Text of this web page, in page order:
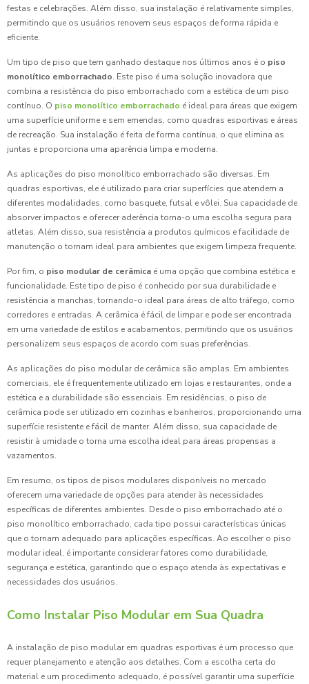
festas e celebrações. Além disso, sua instalação é relativamente simples,
permitindo que os usuários renovem seus espaços de forma rápida e
eficiente.
Um tipo de piso que tem ganhado destaque nos últimos anos é o piso
monolítico emborrachado. Este piso é uma solução inovadora que
combina a resistência do piso emborrachado com a estética de um piso
contínuo. O piso monolítico emborrachado é ideal para áreas que exigem
uma superfície uniforme e sem emendas, como quadras esportivas e áreas
de recreação. Sua instalação é feita de forma contínua, o que elimina as
juntas e proporciona uma aparência limpa e moderna.
As aplicações do piso monolítico emborrachado são diversas. Em
quadras esportivas, ele é utilizado para criar superfícies que atendem a
diferentes modalidades, como basquete, futsal e vôlei. Sua capacidade de
absorver impactos e oferecer aderência torna-o uma escolha segura para
atletas. Além disso, sua resistência a produtos químicos e facilidade de
manutenção o tornam ideal para ambientes que exigem limpeza frequente.
Por fim, o piso modular de cerâmica é uma opção que combina estética e
funcionalidade. Este tipo de piso é conhecido por sua durabilidade e
resistência a manchas, tornando-o ideal para áreas de alto tráfego, como
corredores e entradas. A cerâmica é fácil de limpar e pode ser encontrada
em uma variedade de estilos e acabamentos, permitindo que os usuários
personalizem seus espaços de acordo com suas preferências.
As aplicações do piso modular de cerâmica são amplas. Em ambientes
comerciais, ele é frequentemente utilizado em lojas e restaurantes, onde a
estética e a durabilidade são essenciais. Em residências, o piso de
cerâmica pode ser utilizado em cozinhas e banheiros, proporcionando uma
superfície resistente e fácil de manter. Além disso, sua capacidade de
resistir à umidade o torna uma escolha ideal para áreas propensas a
vazamentos.
Em resumo, os tipos de pisos modulares disponíveis no mercado
oferecem uma variedade de opções para atender às necessidades
específicas de diferentes ambientes. Desde o piso emborrachado até o
piso monolítico emborrachado, cada tipo possui características únicas
que o tornam adequado para aplicações específicas. Ao escolher o piso
modular ideal, é importante considerar fatores como durabilidade,
segurança e estética, garantindo que o espaço atenda às expectativas e
necessidades dos usuários.
Como Instalar Piso Modular em Sua Quadra
A instalação de piso modular em quadras esportivas é um processo que
requer planejamento e atenção aos detalhes. Com a escolha certa do
material e um procedimento adequado, é possível garantir uma superfície